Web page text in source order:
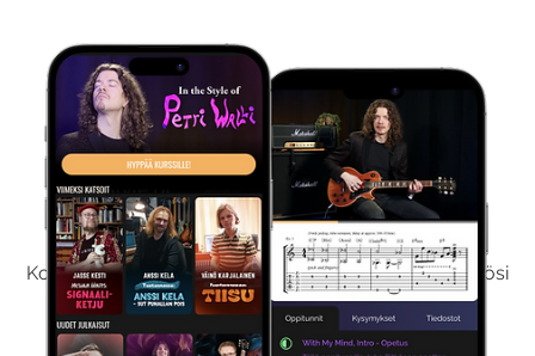
Kokeile Ilmaiseksi
Kokeilemalla ilmaiseksi saat koko sisältömme käyttöösi
viikon ajaksi.